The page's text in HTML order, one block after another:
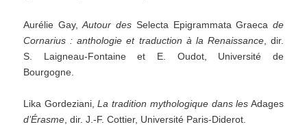
Aurélie Gay,Autour des Selecta Epigrammata Graeca de
Cornarius : anthologie et traduction à la Renaissance, dir.
S. Laigneau-Fontaine et E. Oudot, Université de
Bourgogne.
Lika Gordeziani,La tradition mythologique dans les Adages
d’Érasme , dir. J.-F. Cottier, Université Paris-Diderot.